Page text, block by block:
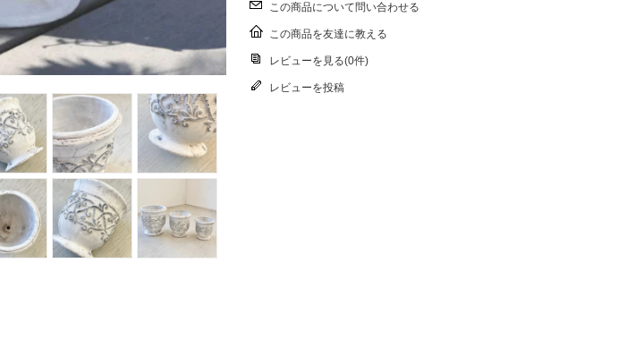
この商品について問い合わせる
この商品を友達に教える
レビューを見る(0件)
レビューを投稿